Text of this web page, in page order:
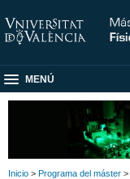
MENÚ
Inicio > Programa del máster >